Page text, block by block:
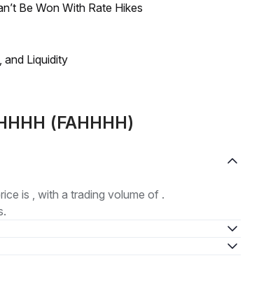
Be Won With Rate Hikes
and Liquidity
(FAHHHH)
is , with a trading volume of .